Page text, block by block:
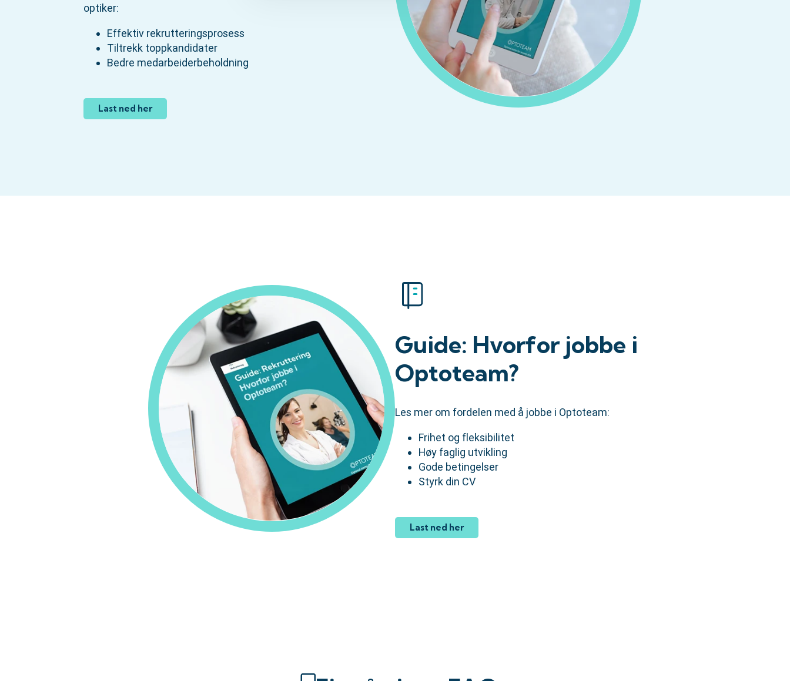
optiker:
Effektiv rekrutteringsprosess
Tiltrekk toppkandidater
Bedre medarbeiderbeholdning
Last ned her
Guide: Hvorfor jobbe i
Optoteam?
Les mer om fordelen med å jobbe i Optoteam:
Frihet og fleksibilitet
Høy faglig utvikling
Gode betingelser
Styrk din CV
Last ned her